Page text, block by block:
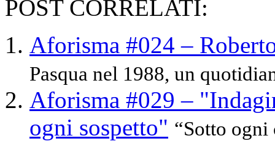
POST CORRELATI:
Aforisma #024 –
Pasqua nel 1988, un
Aforisma #029 –
ogni sospetto" “Sotto ogni